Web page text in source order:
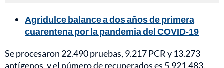
Agridulce balance a dos años de primera
cuarentena por la pandemia del COVID-19
Se procesaron 22.490 pruebas, 9.217 PCR y 13.273
antígenos, y el número de recuperados es 5.921.483.